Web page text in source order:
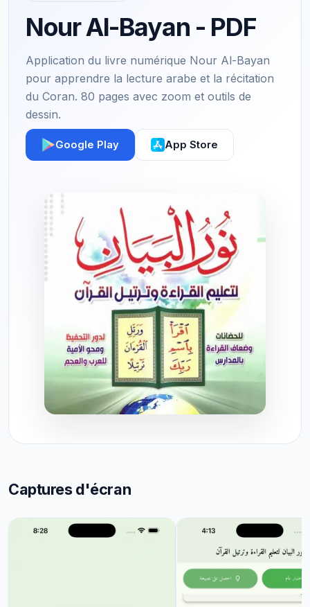
Nour Al-Bayan - PDF
Application du livre numérique Nour Al-Bayan
pour apprendre la lecture arabe et la récitation
du Coran. 80 pages avec zoom et outils de
dessin.
Google Play App Store
Captures d'écran